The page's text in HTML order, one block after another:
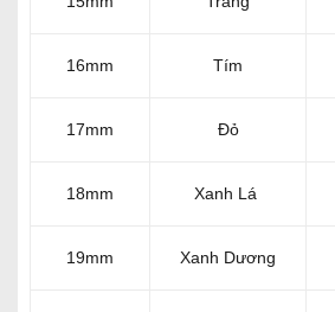
16mm Tím
17mm Đỏ
18mm Xanh Lá
19mm Xanh Dương